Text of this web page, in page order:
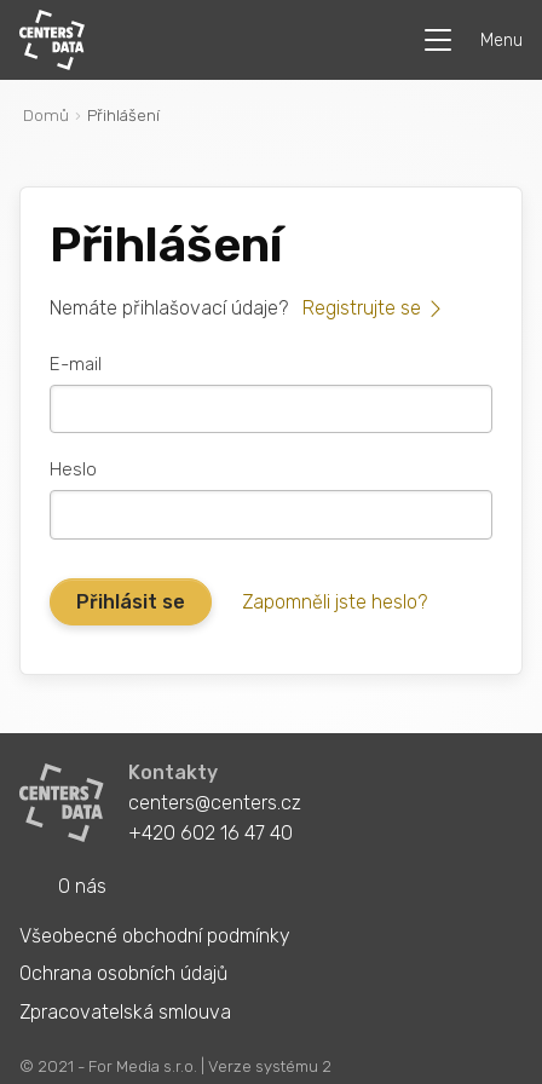
Menu
Domů Přihlášení
Přihlášení
Nemáte přihlašovací údaje? Registrujte se
E-mail
Heslo
Zapomněli jste heslo?
Kontakty
centers@centers.cz
+420 602 16 47 40
O nás
Všeobecné obchodní podmínky
Ochrana osobních údajů
Zpracovatelská smlouva
© 2021 - For Media s.r.o. | Verze systému 2